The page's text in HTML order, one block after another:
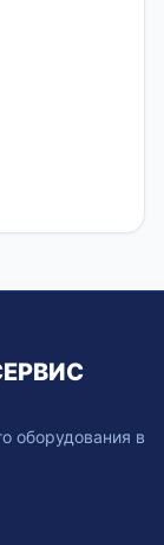
оборудования в